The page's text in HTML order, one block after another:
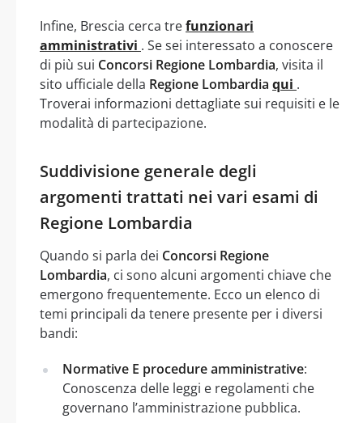
Infine, Brescia cerca trefunzionari
amministrativi . Se sei interessato a conoscere
di più sui Concorsi Regione Lombardia, visita il
sito ufficiale della Regione Lombardia qui .
Troverai informazioni dettagliate sui requisiti e le
modalità di partecipazione.
Suddivisione generale degli
argomenti trattati nei vari esami di
Regione Lombardia
Quando si parla dei Concorsi Regione
Lombardia, ci sono alcuni argomenti chiave che
emergono frequentemente. Ecco un elenco di
temi principali da tenere presente per i diversi
bandi:
Normative E procedure amministrative:
Conoscenza delle leggi e regolamenti che
governano l’amministrazione pubblica.